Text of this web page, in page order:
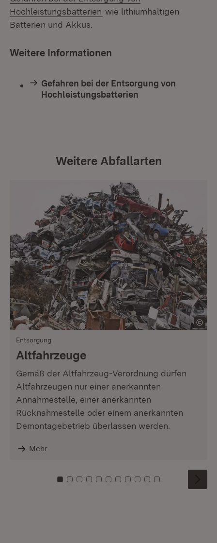
Hochleistungsbatterien wie lithiumhaltigen
Batterien und Akkus.
Weitere Informationen
Gefahren bei der Entsorgung von
Hochleistungsbatterien
Weitere Abfallarten
Entsorgung
Altfahrzeuge
Gemäß der Altfahrzeug-Verordnung dürfen
Altfahrzeugen nur einer anerkannten
Annahmestelle, einer anerkannten
Rücknahmestelle oder einem anerkannten
Demontagebetrieb überlassen werden.
Mehr
Zu Kachel: 0
Zu Kachel: 1
Zu Kachel: 2
Zu Kachel: 3
Zu Kachel: 4
Zu Kachel: 5
Zu Kachel: 6
Zu Kachel: 7
Zu Kachel: 8
Zu Kachel: 9
Zu Kachel: 10